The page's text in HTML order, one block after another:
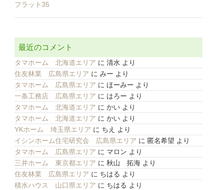
フラット35
最近のコメント
タマホーム 北海道エリア に 清水 より
住友林業 広島県エリア に みー より
タマホーム 広島県エリア に ほーみー より
一条工務店 広島県エリア に はろー より
タマホーム 北海道エリア に かい より
タマホーム 北海道エリア に かい より
YKホーム 埼玉県エリア に ちえ
より
イシンホーム住宅研究会 広島県エリア に 匿名希望 より
タマホーム 広島県エリア に マロン より
三井ホーム 東京都エリア に 秋山 拓海 より
住友林業 広島県エリア に ちはる より
積水ハウス 山口県エリア に ちはる より